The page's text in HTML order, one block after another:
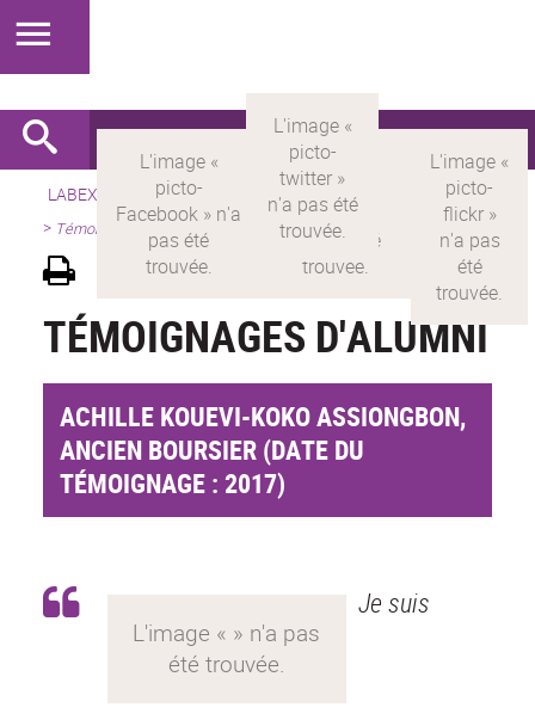
LABEX > LABEX MILYON Version française
Présentation
> Témoignages d'alumni
TÉMOIGNAGES D'ALUMNI
ACHILLE KOUEVI-KOKO ASSIONGBON,
ANCIEN BOURSIER (DATE DU
TÉMOIGNAGE : 2017)
Je suis